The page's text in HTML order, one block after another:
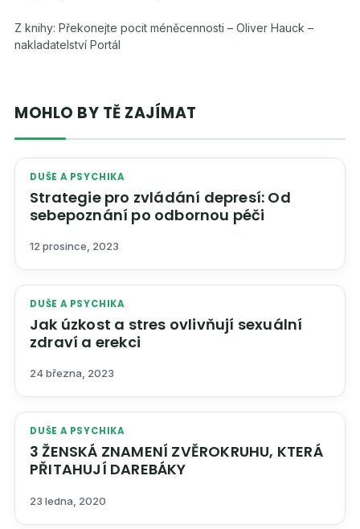
Z knihy: Překonejte pocit méněcennosti – Oliver Hauck –
nakladatelství Portál
MOHLO BY TĚ ZAJÍMAT
DUŠE A PSYCHIKA
Strategie pro zvládání depresí: Od
sebepoznání po odbornou péči
12 prosince, 2023
DUŠE A PSYCHIKA
Jak úzkost a stres ovlivňují sexuální
zdraví a erekci
24 března, 2023
DUŠE A PSYCHIKA
3 ŽENSKÁ ZNAMENÍ ZVĚROKRUHU, KTERÁ
PŘITAHUJÍ DAREBÁKY
23 ledna, 2020